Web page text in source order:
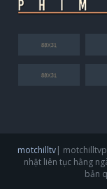
motchilltv|
nhật liên tục hằng
bản